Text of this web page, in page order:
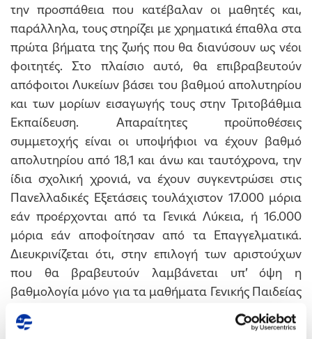
την προσπάθεια που κατέβαλαν οι μαθητές και,
παράλληλα, τους στηρίζει με χρηματικά έπαθλα στα
πρώτα βήματα της ζωής που θα διανύσουν ως νέοι
φοιτητές. Στο πλαίσιο αυτό, θα επιβραβευτούν
απόφοιτοι Λυκείων βάσει του βαθμού απολυτηρίου
και των μορίων εισαγωγής τους στην Τριτοβάθμια
Εκπαίδευση. Απαραίτητες προϋποθέσεις
συμμετοχής είναι οι υποψήφιοι να έχουν βαθμό
απολυτηρίου από 18,1 και άνω και ταυτόχρονα, την
ίδια σχολική χρονιά, να έχουν συγκεντρώσει στις
Πανελλαδικές Εξετάσεις τουλάχιστον 17.000 μόρια
εάν προέρχονται από τα Γενικά Λύκεια, ή 16.000
μόρια εάν αποφοίτησαν από τα Επαγγελματικά.
Διευκρινίζεται ότι, στην επιλογή των αριστούχων
που θα βραβευτούν λαμβάνεται υπ’ όψη η
βαθμολογία μόνο για τα μαθήματα Γενικής Παιδείας
και Προσανατολισμού, ενώ τα παιδιά των
εργαζομένων του Ομίλου δεν έχουν δικαίωμα